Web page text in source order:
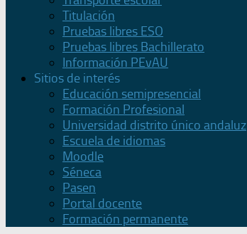
Titulación
Pruebas libres ESO
Pruebas libres Bachillerato
Información PEvAU
Sitios de interés
Educación semipresencial
Formación Profesional
Universidad distrito único andaluz
Escuela de idiomas
Moodle
Séneca
Pasen
Portal docente
Formación permanente